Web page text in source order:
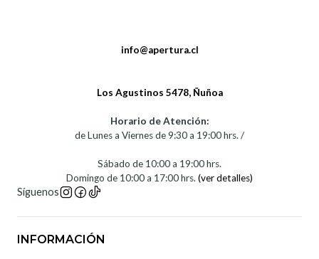
info@apertura.cl
Los Agustinos 5478, Ñuñoa
Horario de Atención:
de Lunes a Viernes de 9:30 a 19:00 hrs. /
Sábado de 10:00 a 19:00 hrs.
Domingo de 10:00 a 17:00 hrs.(ver detalles)
Síguenos
INFORMACIÓN